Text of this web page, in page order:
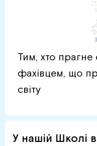
Тим, хто прагне
фахівцем, що
світу
У нашій Школі